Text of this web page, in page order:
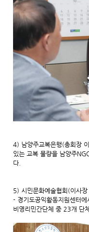
4) 남양주교복은행(총회장
있는 교복 물량을 남양주
다.
5) 시민문화예술협회(이사
- 경기도공익활동지원센터
비영리민간단체 중 23개 단